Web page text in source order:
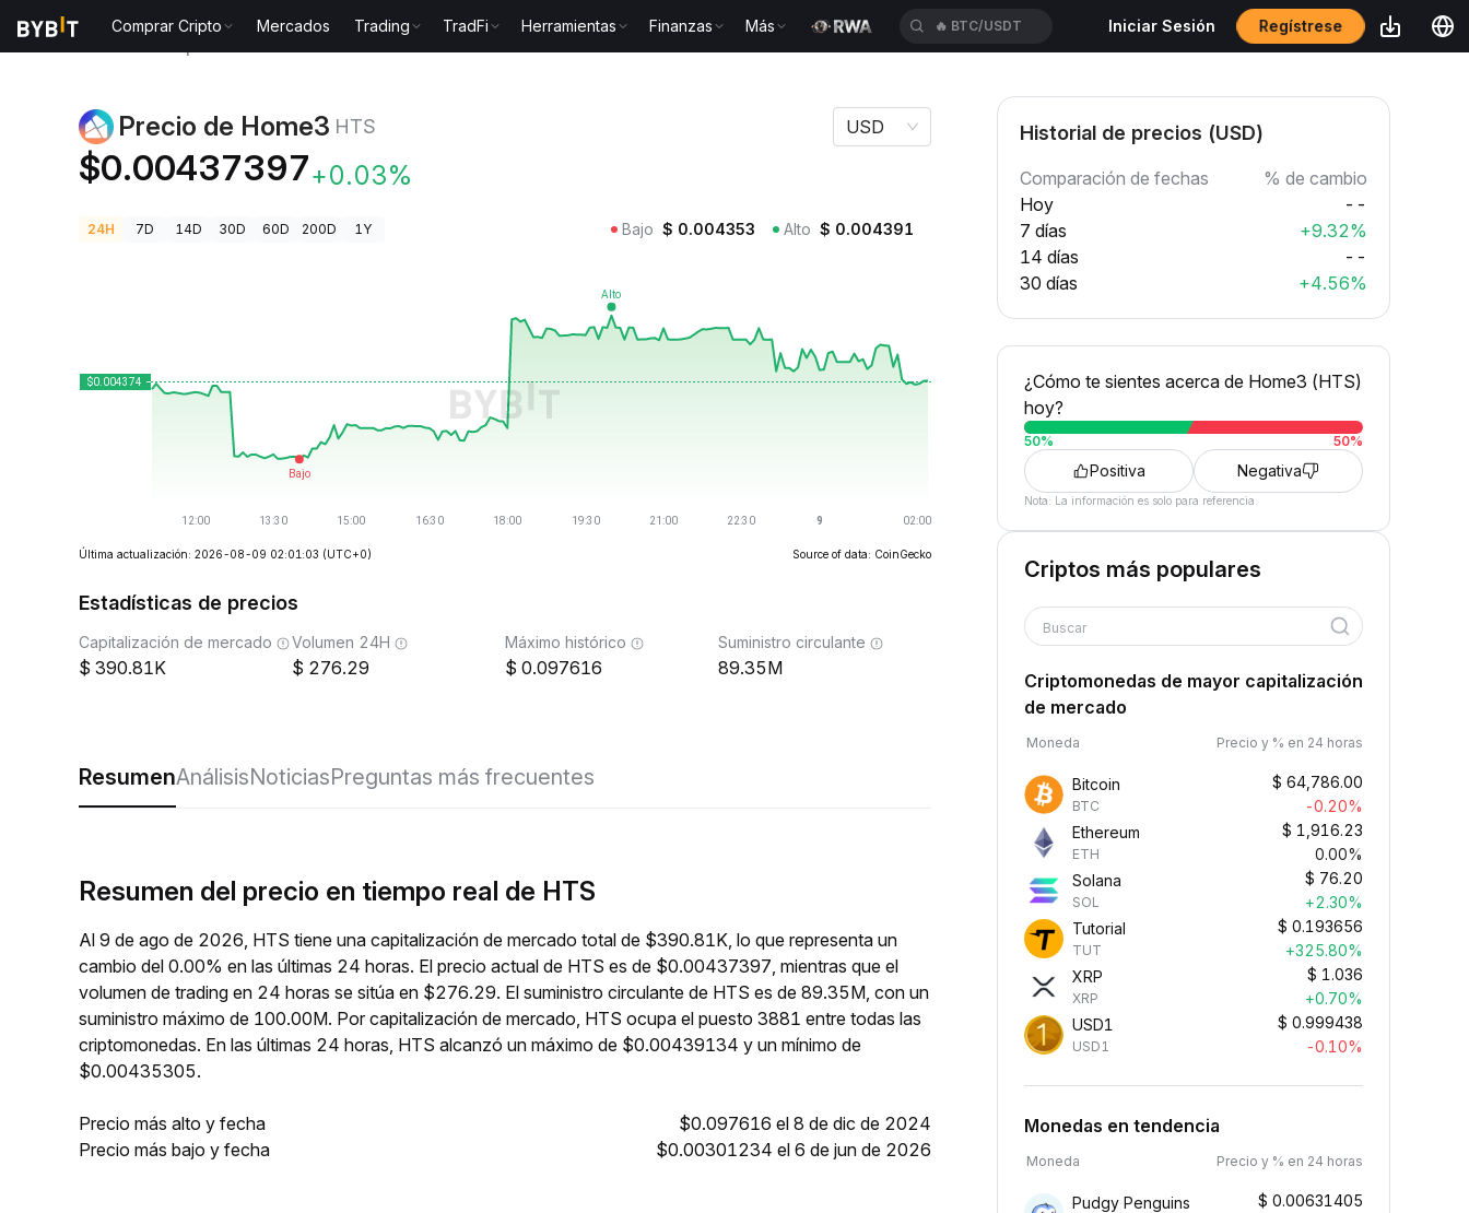
Comprar Cripto Mercados Trading TradFi Herramientas Finanzas Más 🔥 BTC/USDT Iniciar Sesión Regístrese
Precio de Home3 HTS
$0.00437397+0.03%
USD
24H 7D 14D 30D 60D 200D 1Y Bajo $ 0.004353 Alto $ 0.004391
Última actualización: 2026-08-09 02:01:03 (UTC+0) Source of data: CoinGecko
Estadísticas de precios
Capitalización de mercado
390.81K
Volumen 24H
276.29
Máximo histórico
0.097616
Suministro circulante
89.35M
ResumenAnálisisNoticiasPreguntas más frecuentes
Resumen del precio en tiempo real de HTS
Al 9 de ago de 2026, HTS tiene una capitalización de mercado total de $390.81K, lo que representa un
cambio del 0.00% en las últimas 24 horas. El precio actual de HTS es de $0.00437397, mientras que el
volumen de trading en 24 horas se sitúa en $276.29. El suministro circulante de HTS es de 89.35M, con un
suministro máximo de 100.00M. Por capitalización de mercado, HTS ocupa el puesto 3881 entre todas las
criptomonedas. En las últimas 24 horas, HTS alcanzó un máximo de $0.00439134 y un mínimo de
$0.00435305.
Precio más alto y fecha
$0.097616 el 8 de dic de 2024
Precio más bajo y fecha
$0.00301234 el 6 de jun de 2026
Historial de precios (USD)
Comparación de fechas
% de cambio
Hoy
--
7 días
+9.32%
14 días
--
30 días
+4.56%
¿Cómo te sientes acerca de Home3 (HTS)
hoy?
50% 50%
Positiva Negativa
Nota: La información es solo para referencia.
Criptos más populares
Buscar
Criptomonedas de mayor capitalización
de mercado
Moneda Precio y % en 24 horas
Bitcoin
BTC
$ 64,786.00
-0.20%
Ethereum
ETH
$ 1,916.23
0.00%
Solana
SOL
$ 76.20
+2.30%
Tutorial
TUT
$ 0.193656
+325.80%
XRP
XRP
$ 1.036
+0.70%
USD1
USD1
$ 0.999438
-0.10%
Monedas en tendencia
Moneda Precio y % en 24 horas
Pudgy Penguins $ 0.00631405